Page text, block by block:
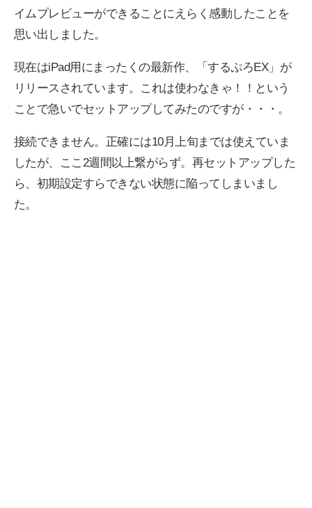
イムプレビューができることにえらく感動したことを
思い出しました。
現在はiPad用にまったくの最新作、「するぷろEX」が
リリースされています。これは使わなきゃ！！という
ことで急いでセットアップしてみたのですが・・・。
接続できません。正確には10月上旬までは使えていま
したが、ここ2週間以上繋がらず。再セットアップした
ら、初期設定すらできない状態に陥ってしまいまし
た。